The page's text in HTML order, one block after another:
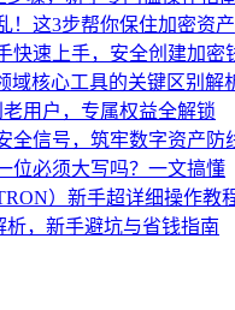
！这3步帮你保住加密资产
快速上手，安全创建加密
域核心工具的关键区别解
用户，专属权益全解锁
全信号，筑牢数字资产防
位必须大写吗？一文搞懂
）新手超详细操作教
析，新手避坑与省钱指南